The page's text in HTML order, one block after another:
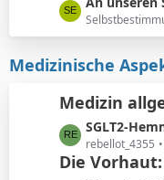
e
r
e
B
e
i
t
ä
g
e
e
t
z
t
e
B
e
i
t
Medizinische
Medizin
L
e
t
SGLT2-
rebellot_4355
Die